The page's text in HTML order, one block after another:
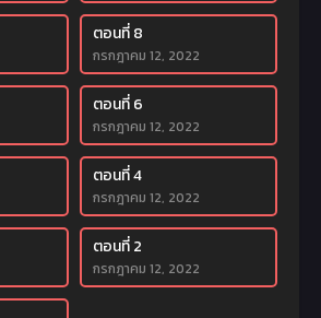
ตอนที่ 8
กรกฎาคม 12, 2022
ตอนที่ 6
กรกฎาคม 12, 2022
ตอนที่ 4
กรกฎาคม 12, 2022
ตอนที่ 2
กรกฎาคม 12, 2022